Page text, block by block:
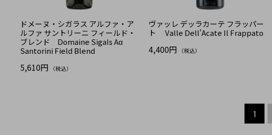
ドメーヌ・シガラス アルファ・ア
ルファ サントリーニ フィールド・
ブレンド Domaine Sigals Aα
Santorini Field Blend
5,610円 （税込）
ヴァッレ デッラカーテ フラッパー
ト Valle Dell'Acate Il Frappato
4,400円 （税込）
1